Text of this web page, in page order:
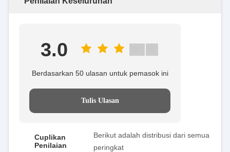
3.0
Berdasarkan 50 ulasan untuk pemasok ini
Tulis Ulasan
Cuplikan
Penilaian
Berikut adalah distribusi dari semua
peringkat